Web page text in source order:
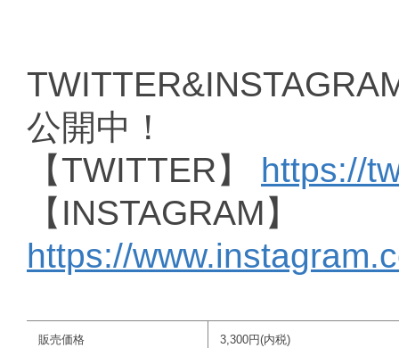
公開中！
【TWITTER】 https://
【INSTAGRAM】
https://
販売価格 3,300円(内税)